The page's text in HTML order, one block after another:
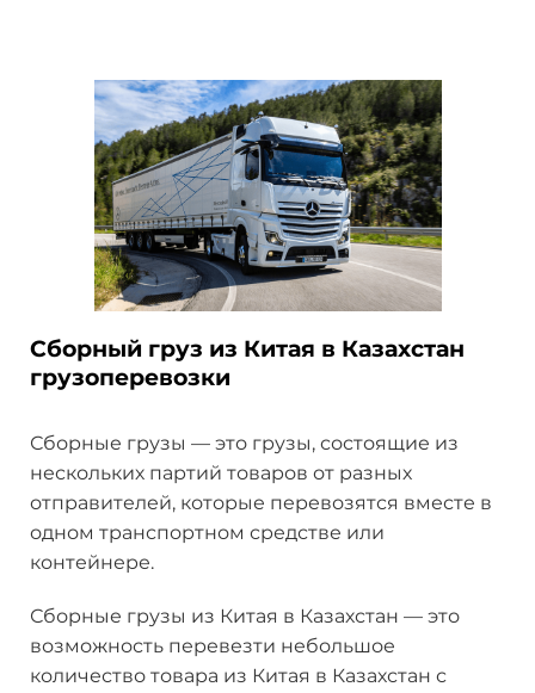
Сборный груз из Китая в Казахстан
грузоперевозки
Сборные грузы — это грузы, состоящие из
нескольких партий товаров от разных
отправителей, которые перевозятся вместе в
одном транспортном средстве или
контейнере.
Сборные грузы из Китая в Казахстан — это
возможность перевезти небольшое
количество товара из Китая в Казахстан с